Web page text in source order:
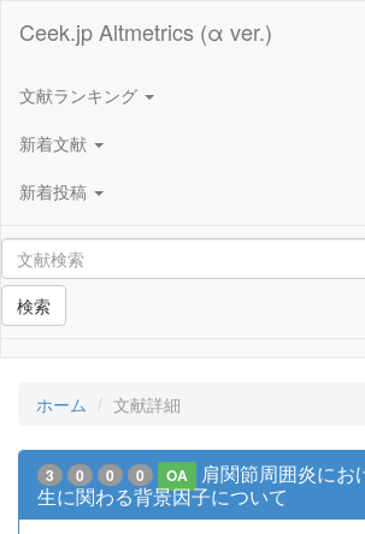
Ceek.jp Altmetrics (α ver.)
文献ランキング
新着文献
新着投稿
検索
ホーム 文献詳細
3 0 0 0 OA
肩関節周囲炎にお
生に関わる背景因子について